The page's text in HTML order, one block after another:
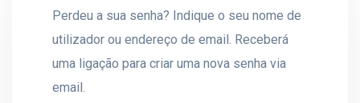
Perdeu a sua senha? Indique o seu nome de
utilizador ou endereço de email. Receberá
uma ligação para criar uma nova senha via
email.